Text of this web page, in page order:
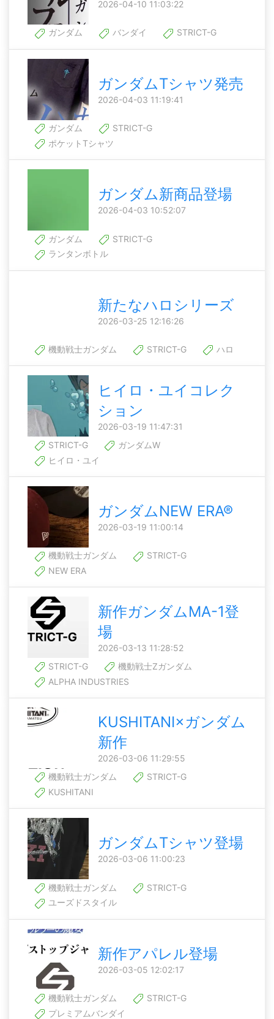
2026-04-10 11:03:22
ガンダム バンダイ STRICT-G
ガンダムTシャツ発売
2026-04-03 11:19:41
ガンダム
STRICT-G
ポケットTシャツ
ガンダム新商品登場
2026-04-03 10:52:07
ガンダム
STRICT-G
ランタンボトル
新たなハロシリーズ
2026-03-25 12:16:26
機動戦士ガンダム STRICT-G ハロ
ヒイロ・ユイコレク
ション
2026-03-19 11:47:31
STRICT-G
ガンダムW
ヒイロ・ユイ
ガンダムNEW ERA®
2026-03-19 11:00:14
機動戦士ガンダム
STRICT-G
NEW ERA
新作ガンダムMA-1登
場
2026-03-13 11:28:52
STRICT-G
機動戦士Zガンダム
ALPHA INDUSTRIES
KUSHITANI×ガンダム
新作
2026-03-06 11:29:55
機動戦士ガンダム
STRICT-G
KUSHITANI
ガンダムTシャツ登場
2026-03-06 11:00:23
機動戦士ガンダム
STRICT-G
ユーズドスタイル
新作アパレル登場
2026-03-05 12:02:17
機動戦士ガンダム
STRICT-G
プレミアムバンダイ